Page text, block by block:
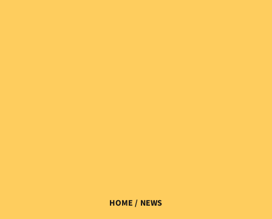
HOME / NEWS